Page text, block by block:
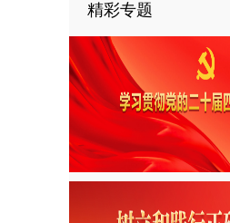
精彩专题